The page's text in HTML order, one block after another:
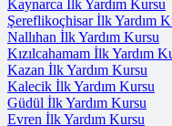
Kaynarca İlk Yardım Kursu
Şereflikoçhisar İlk Yardım
Nallıhan İlk Yardım Kursu
Kızılcahamam İlk Yardım
Kazan İlk Yardım Kursu
Kalecik İlk Yardım Kursu
Güdül İlk Yardım Kursu
Evren İlk Yardım Kursu